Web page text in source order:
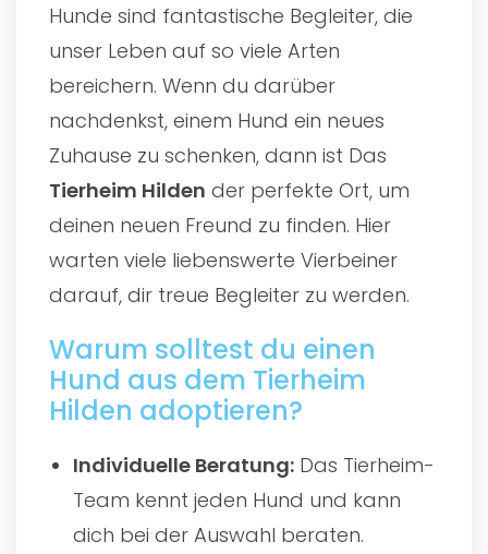
Hunde sind fantastische Begleiter, die
unser Leben auf so viele Arten
bereichern. Wenn du darüber
nachdenkst, einem Hund ein neues
Zuhause zu schenken, dann ist Das
Tierheim Hilden der perfekte Ort, um
deinen neuen Freund zu finden. Hier
warten viele liebenswerte Vierbeiner
darauf, dir treue Begleiter zu werden.
Warum solltest du einen
Hund aus dem Tierheim
Hilden adoptieren?
Individuelle Beratung: Das Tierheim-
Team kennt jeden Hund und kann
dich bei der Auswahl beraten.